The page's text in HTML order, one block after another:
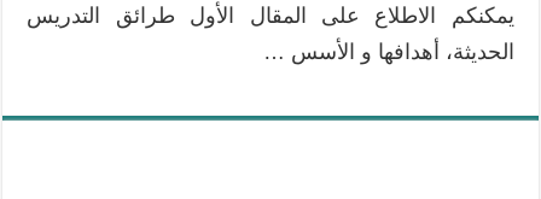
يمكنكم الاطلاع على المقال الأول طرائق التدريس
الحديثة، أهدافها و الأسس …